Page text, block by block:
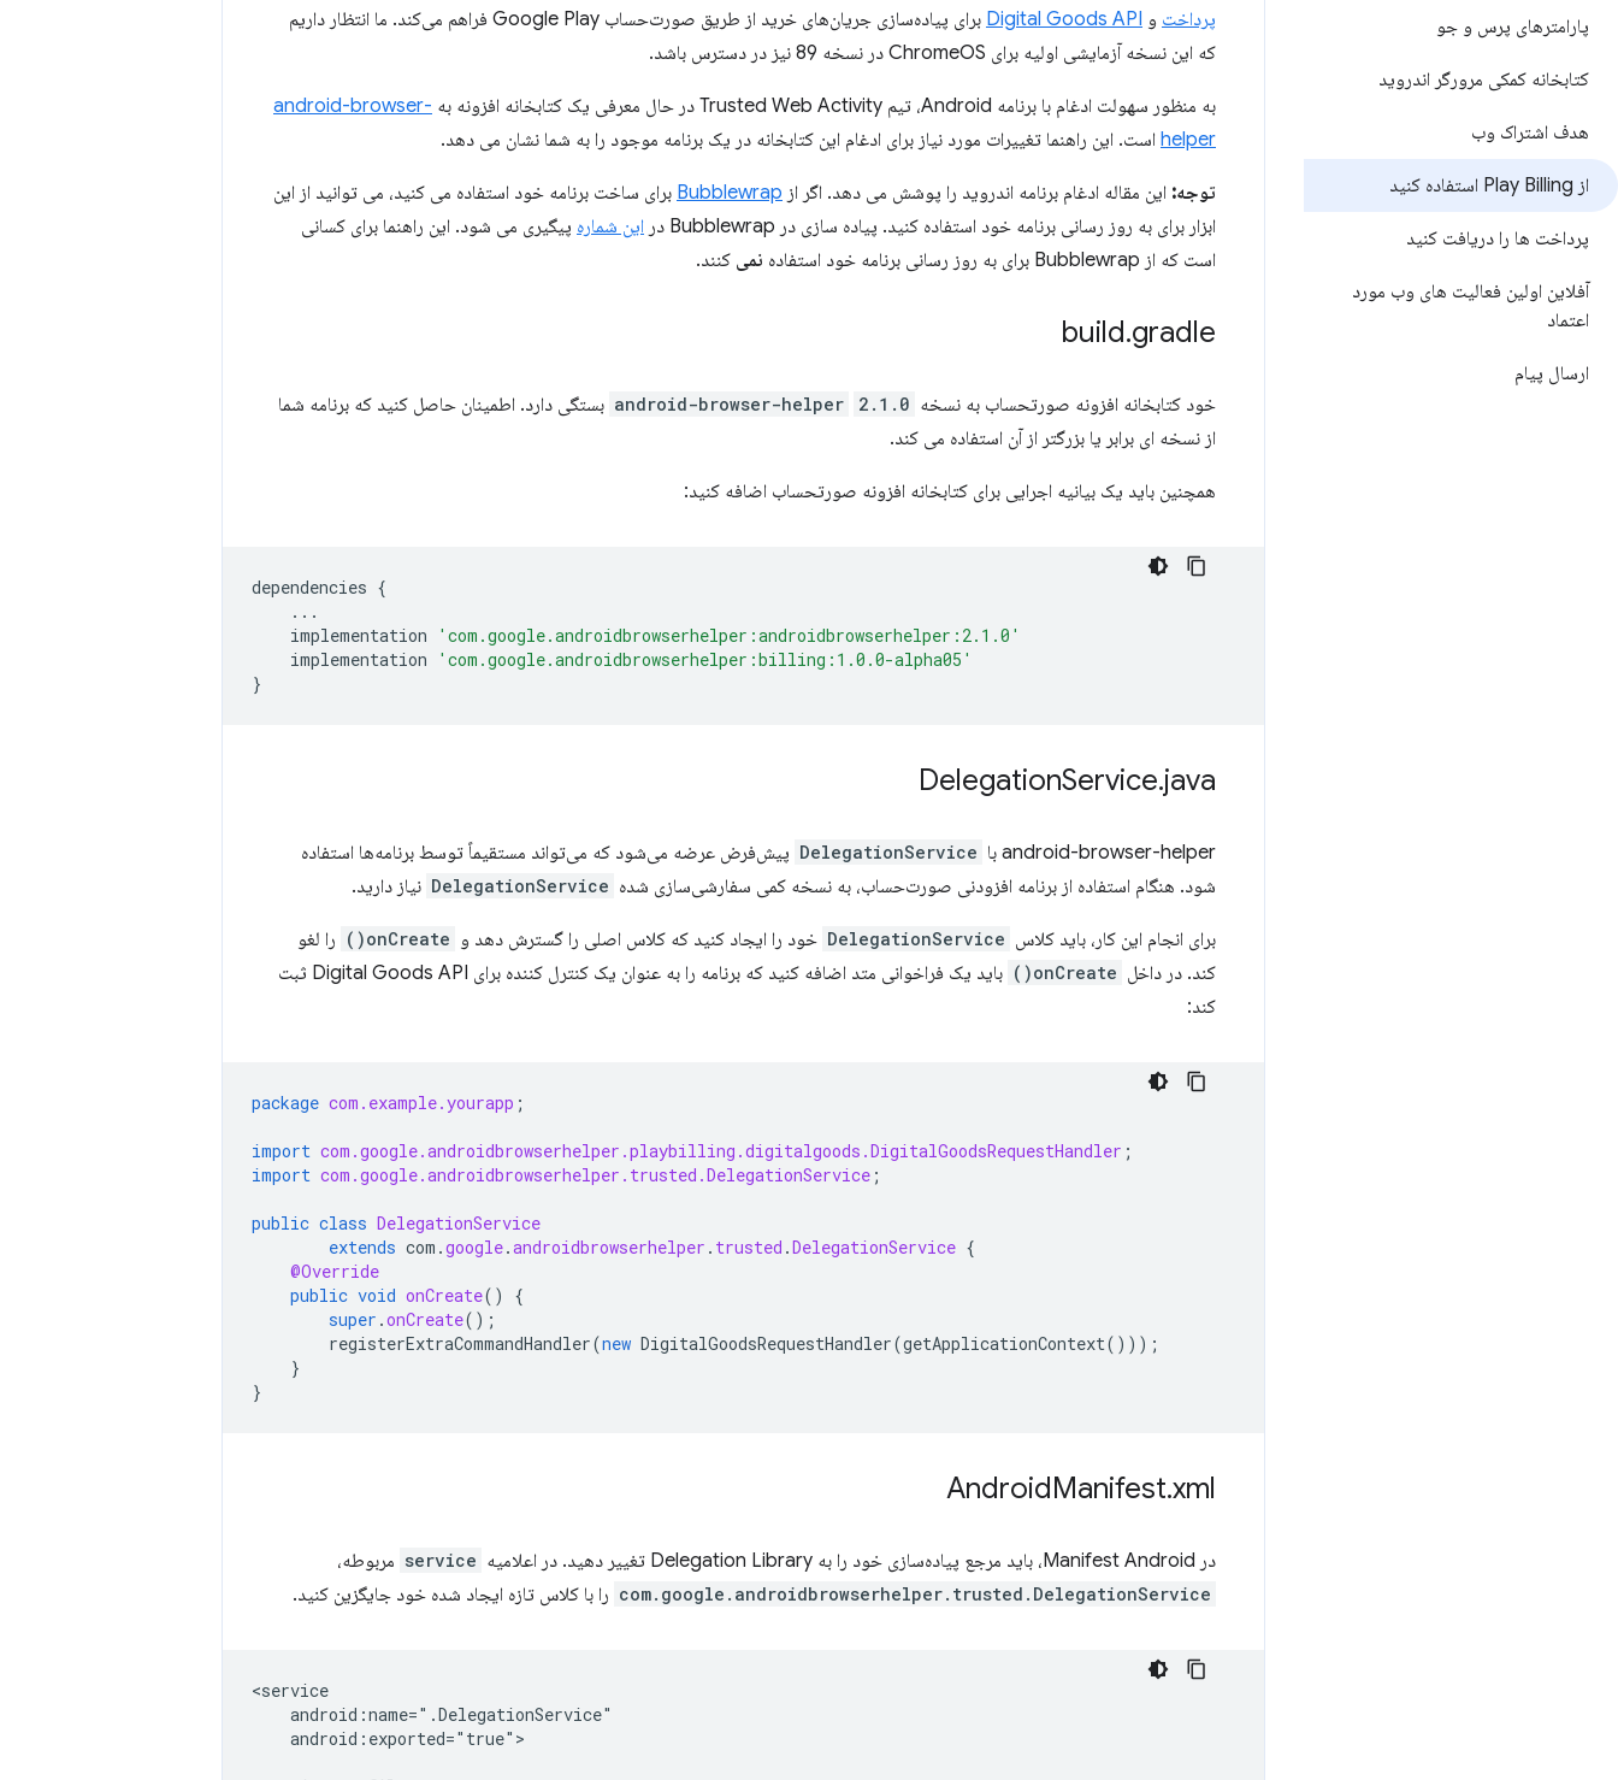
پارامترهای پرس و جو
کتابخانه کمکی مرورگر اندروید
هدف اشتراک وب
از Play Billing استفاده کنید
پرداخت ها را دریافت کنید
آفلاین اولین فعالیت های وب مورد
اعتماد
ارسال پیام
پرداخت و Digital Goods API
برای پیاده‌سازی جریان‌های خرید از طریق صورت‌حساب Google Play فراهم می‌کند. ما انتظار داریم
که این نسخه آزمایشی اولیه برای ChromeOS در نسخه 89 نیز در دسترس باشد.
به منظور سهولت ادغام با برنامه Android، تیم Trusted Web Activity در حال معرفی یک کتابخانه افزونه به
android-browser-
helper است. این راهنما تغییرات مورد نیاز برای ادغام این کتابخانه در یک برنامه موجود را به شما نشان می دهد.
توجه: این مقاله ادغام برنامه اندروید را پوشش می دهد. اگر از Bubblewrap برای ساخت برنامه خود استفاده می کنید، می توانید از این
ابزار برای به روز رسانی برنامه خود استفاده کنید. پیاده سازی در Bubblewrap در
این شماره پیگیری می شود. این راهنما برای کسانی
است که از Bubblewrap برای به روز رسانی برنامه خود استفاده
نمی کنند.
build.gradle
خود کتابخانه افزونه صورتحساب به نسخه 2.1.0
android-browser-helper بستگی دارد. اطمینان حاصل کنید که برنامه شما
از نسخه ای برابر یا بزرگتر از آن استفاده می کند.
همچنین باید یک بیانیه اجرایی برای کتابخانه افزونه صورتحساب اضافه کنید:
dependencies {
...
implementation
'com.google.androidbrowserhelper:androidbrowserhelper:2.1.0'
implementation
'com.google.androidbrowserhelper:billing:1.0.0-alpha05'
}
DelegationService.java
android-browser-helper با DelegationService پیش‌فرض عرضه می‌شود که می‌تواند مستقیماً توسط برنامه‌ها استفاده
شود. هنگام استفاده از برنامه افزودنی صورت‌حساب، به نسخه کمی سفارشی‌سازی شده DelegationService نیاز دارید.
برای انجام این کار، باید کلاس DelegationService خود را ایجاد کنید که کلاس اصلی را گسترش دهد و onCreate()
را لغو
کند. در داخل onCreate()
باید یک فراخوانی متد اضافه کنید که برنامه را به عنوان یک کنترل کننده برای Digital Goods API ثبت
کند:
package com.example.yourapp ;
import com.google.androidbrowserhelper.playbilling.digitalgoods.DigitalGoodsRequestHandler ;
import com.google.androidbrowserhelper.trusted.DelegationService ;
public class DelegationService
extends com .google.androidbrowserhelper . trusted .DelegationService {
@Override
public void onCreate()
{
super .onCreate();
registerExtraCommandHandler(new DigitalGoodsRequestHandler(getApplicationContext()));
}
}
AndroidManifest.xml
در Manifest Android، باید مرجع پیاده‌سازی خود را به Delegation Library تغییر دهید. در اعلامیه service مربوطه،
com.google.androidbrowserhelper.trusted.DelegationService را با کلاس تازه ایجاد شده خود جایگزین کنید.
android:exported="true">